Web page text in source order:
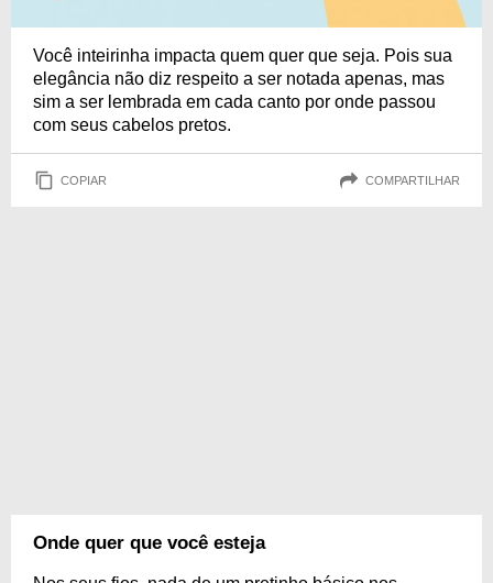
Você inteirinha impacta quem quer que seja. Pois sua
elegância não diz respeito a ser notada apenas, mas
sim a ser lembrada em cada canto por onde passou
com seus cabelos pretos.
COPIAR COMPARTILHAR
Onde quer que você esteja